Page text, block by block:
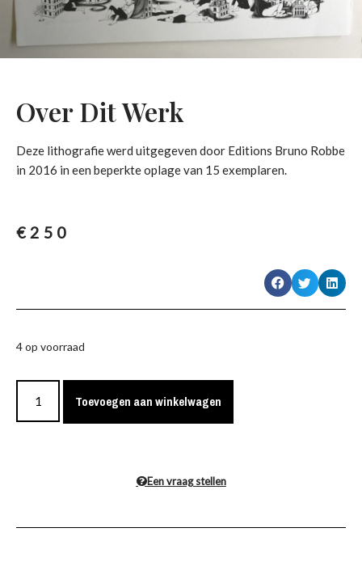
Over Dit Werk
Deze lithografie werd uitgegeven door Editions Bruno Robbe
in 2016 in een beperkte oplage van 15 exemplaren.
€250
4 op voorraad
Toevoegen aan winkelwagen
Een vraag stellen